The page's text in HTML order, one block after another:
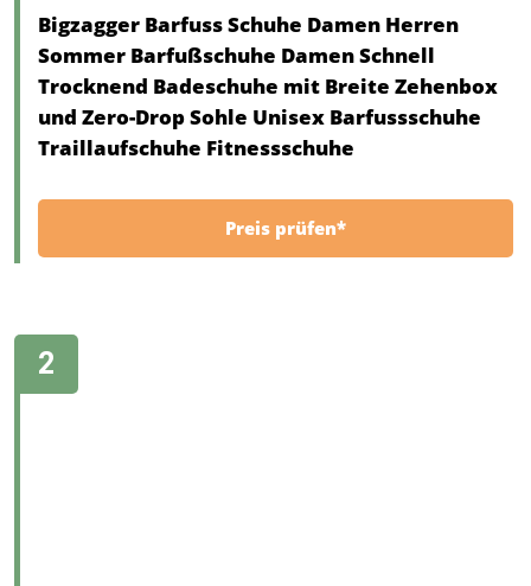
Bigzagger Barfuss Schuhe Damen Herren
Sommer Barfußschuhe Damen Schnell
Trocknend Badeschuhe mit Breite Zehenbox
und Zero-Drop Sohle Unisex Barfussschuhe
Traillaufschuhe Fitnessschuhe
Preis prüfen*